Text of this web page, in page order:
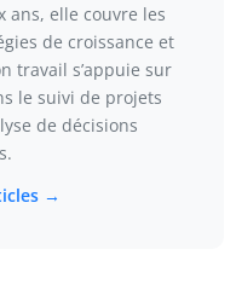
ans, elle couvre les
de croissance et
travail s’appuie sur
le suivi de projets
de décisions
→